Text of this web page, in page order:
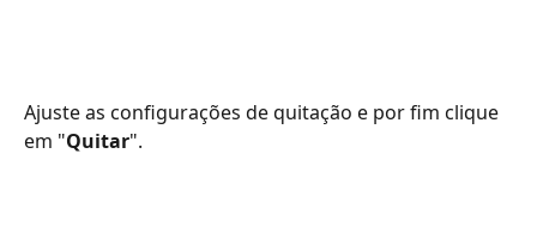
Ajuste as configurações de quitação e por fim clique
em "Quitar".